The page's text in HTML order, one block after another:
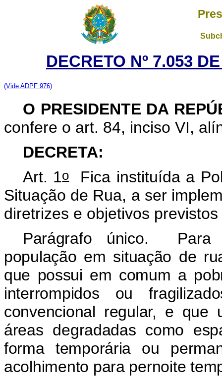
DECRETO Nº 7.053
(Vide ADPF 976)
O PRESIDENTE DA
confere o art. 84, inciso VI,
DECRETA:
Art. 1o
Fica instituída a
Situação de Rua, a ser
diretrizes e objetivos
Parágrafo único. Para
população em situação de
que possui em comum a
interrompidos ou
convencional regular, e que
áreas degradadas como
forma temporária ou
acolhimento para pernoite